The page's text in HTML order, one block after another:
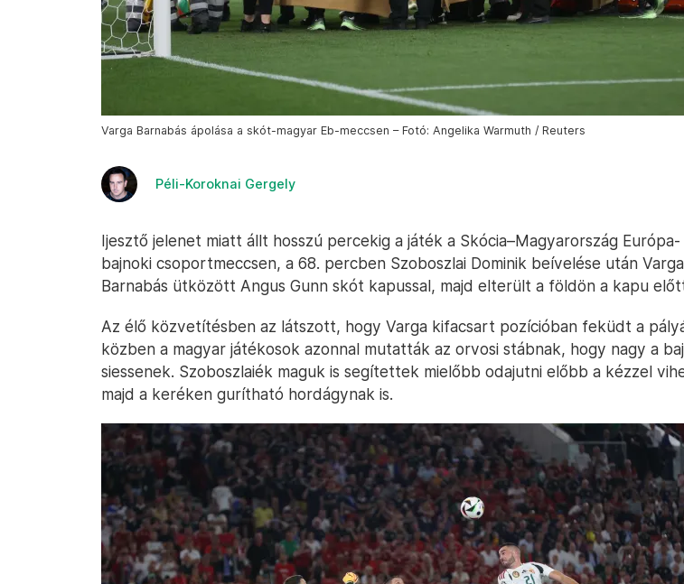
Varga Barnabás ápolása a skót-magyar Eb-meccsen – Fotó: Angelika Warmuth / Reuters
Péli-Koroknai Gergely
Ijesztő jelenet miatt állt hosszú percekig a játék a Skócia–Magyarország Európa-
bajnoki csoportmeccsen, a 68. percben Szoboszlai Dominik beívelése után Varga
Barnabás ütközött Angus Gunn skót kapussal, majd elterült a földön a kapu
Az élő közvetítésben az látszott, hogy Varga kifacsart pozícióban feküdt a
közben a magyar játékosok azonnal mutatták az orvosi stábnak, hogy nagy a
siessenek. Szoboszlaiék maguk is segítettek mielőbb odajutni előbb a kézzel
majd a keréken gurítható hordágynak is.